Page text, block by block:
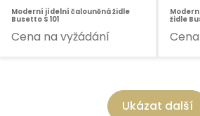
Moderní jídelní čalouněná židle
Busetto S 101
Cena na vyžádání
židle
Ukázat další